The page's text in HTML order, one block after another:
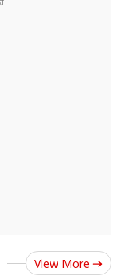
View More